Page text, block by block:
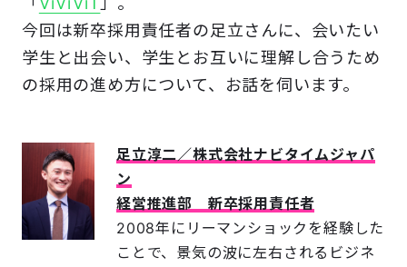
今回は新卒採用責任者の足立さんに、会いたい
学生と出会い、学生とお互いに理解し合うため
の採用の進め方について、お話を伺います。
足立淳二／株式会社ナビタイムジャパ
ン
経営推進部 新卒採用責任者
2008年にリーマンショックを経験した
ことで、景気の波に左右されるビジネ